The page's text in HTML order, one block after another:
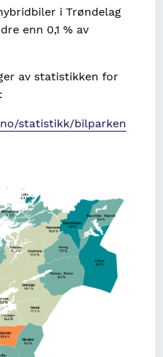
i Trøndelag
enn 0,1 % av
av statistikken for
statistikk/bilparken